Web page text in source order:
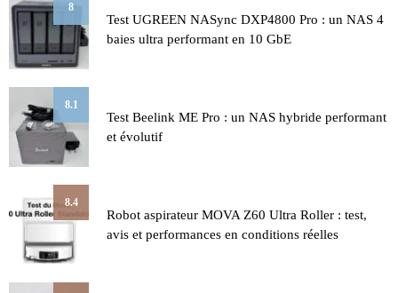
8
Test UGREEN NASync DXP4800 Pro : un NAS 4
baies ultra performant en 10 GbE
8.1
Test Beelink ME Pro : un NAS hybride performant
et évolutif
8.4
Robot aspirateur MOVA Z60 Ultra Roller : test,
avis et performances en conditions réelles